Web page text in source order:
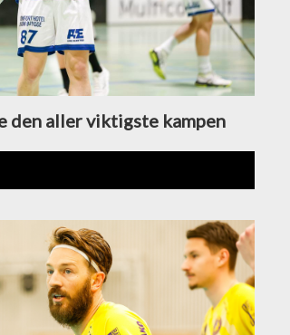
den aller viktigste kampen